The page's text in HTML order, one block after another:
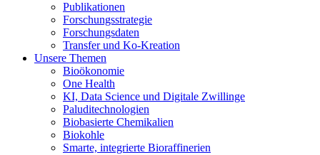
Publikationen
Forschungsstrategie
Forschungsdaten
Transfer und Ko-Kreation
Unsere Themen
Bioökonomie
One Health
KI, Data Science und Digitale Zwillinge
Paluditechnologien
Biobasierte Chemikalien
Biokohle
Smarte, integrierte Bioraffinerien